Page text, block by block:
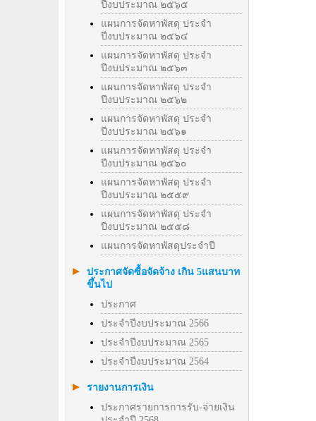
ปีงบประมาณ ๒๕๖๕
แผนการจัดหาพัสดุ ประจำ
ปีงบประมาณ ๒๕๖๔
แผนการจัดหาพัสดุ ประจำ
ปีงบประมาณ ๒๕๖๓
แผนการจัดหาพัสดุ ประจำ
ปีงบประมาณ ๒๕๖๒
แผนการจัดหาพัสดุ ประจำ
ปีงบประมาณ ๒๕๖๑
แผนการจัดหาพัสดุ ประจำ
ปีงบประมาณ ๒๕๖๐
แผนการจัดหาพัสดุ ประจำ
ปีงบประมาณ ๒๕๕๙
แผนการจัดหาพัสดุ ประจำ
ปีงบประมาณ ๒๕๕๘
แผนการจัดหาพัสดุประจำปี
ประกาศจัดซื้อจัดจ้าง เกิน 5แสนบาท
ขึ้นไป
ประกาศ
ประจำปีงบประมาณ 2566
ประจำปีงบประมาณ 2565
ประจำปีงบประมาณ 2564
รายงานการเงิน
ประกาศรายการการรับ-จ่ายเงิน